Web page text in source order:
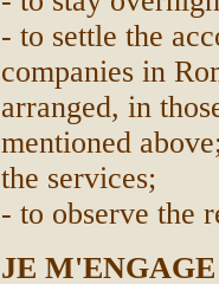
- to settle the
companies in
arranged, in
mentioned
the services;
- to observe the
JE